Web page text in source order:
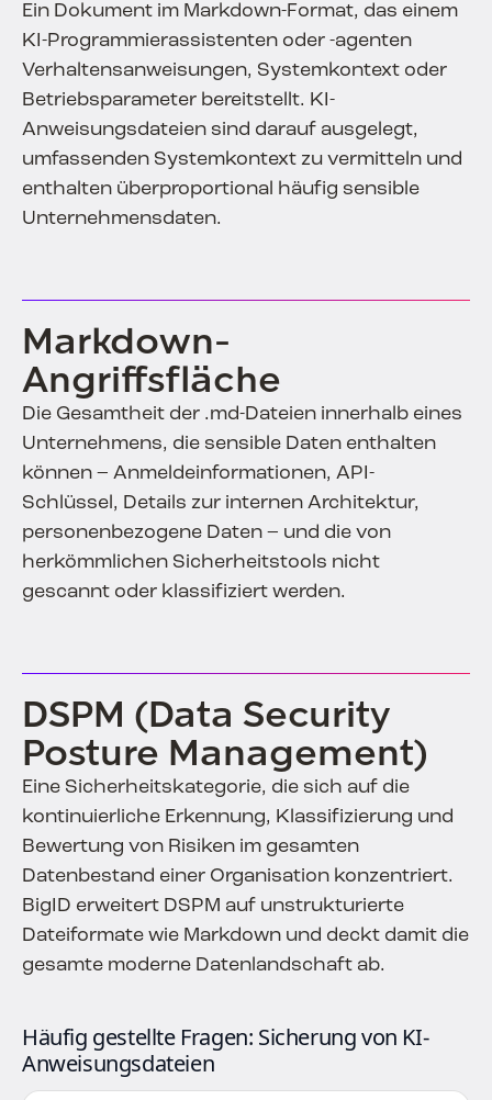
Ein Dokument im Markdown-Format, das einem
KI-Programmierassistenten oder -agenten
Verhaltensanweisungen, Systemkontext oder
Betriebsparameter bereitstellt. KI-
Anweisungsdateien sind darauf ausgelegt,
umfassenden Systemkontext zu vermitteln und
enthalten überproportional häufig sensible
Unternehmensdaten.
Markdown-
Angriffsfläche
Die Gesamtheit der .md-Dateien innerhalb eines
Unternehmens, die sensible Daten enthalten
können – Anmeldeinformationen, API-
Schlüssel, Details zur internen Architektur,
personenbezogene Daten – und die von
herkömmlichen Sicherheitstools nicht
gescannt oder klassifiziert werden.
DSPM (Data Security
Posture Management)
Eine Sicherheitskategorie, die sich auf die
kontinuierliche Erkennung, Klassifizierung und
Bewertung von Risiken im gesamten
Datenbestand einer Organisation konzentriert.
BigID erweitert DSPM auf unstrukturierte
Dateiformate wie Markdown und deckt damit die
gesamte moderne Datenlandschaft ab.
Häufig gestellte Fragen: Sicherung von KI-
Anweisungsdateien